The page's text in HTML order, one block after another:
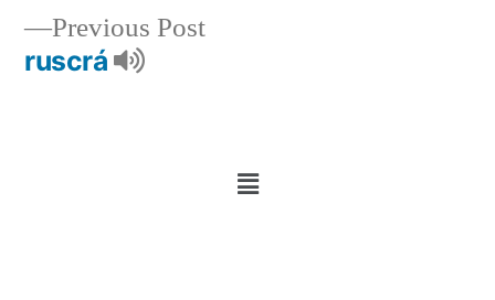
Previous Post
ruscrá